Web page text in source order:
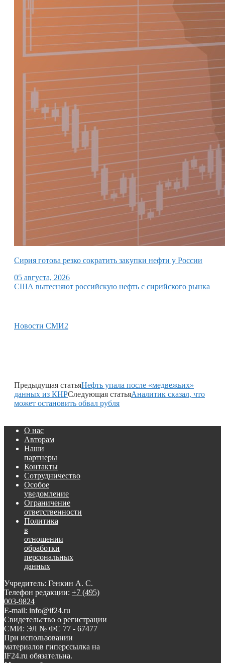
Сирия готова резко сократить закупки нефти у России
05 августа, 2026
США вытесняют российскую нефть с сирийского рынка
Новости СМИ2
Предыдущая статьяНефть упала после «медвежьих»
данных из КНРСледующая статьяАналитик сказал, что
может остановить обвал рубля
О нас
Авторам
Наши
партнеры
Контакты
Сотрудничество
Особое
уведомление
Ограничение
ответственности
Политика
в
отношении
обработки
персональных
данных
Учредитель: Генкин А. С.
Телефон редакции: +7 (495)
003-9824
E-mail: info@if24.ru
Свидетельство о регистрации
СМИ: ЭЛ № ФС 77 - 67477
При использовании
материалов гиперссылка на
IF24.ru обязательна.